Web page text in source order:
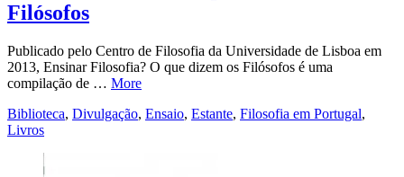
Filósofos
Publicado pelo Centro de Filosofia da Universidade de Lisboa em
2013, Ensinar Filosofia? O que dizem os Filósofos é uma
compilação de … More
Biblioteca, Divulgação, Ensaio, Estante, Filosofia em Portugal,
Livros